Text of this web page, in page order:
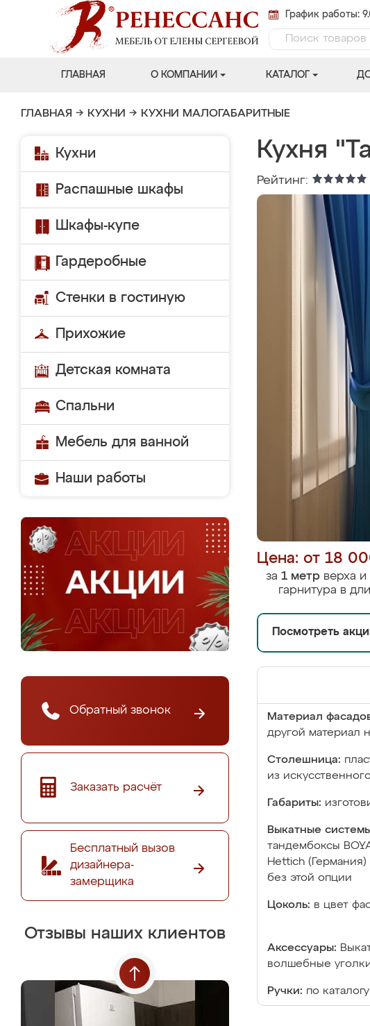
График работы:
ГЛАВНАЯ О КОМПАНИИ КАТАЛОГ
ГЛАВНАЯ → КУХНИ → КУХНИ МАЛОГАБАРИТНЫЕ
Кухни
Распашные шкафы
Шкафы-купе
Гардеробные
Стенки в гостиную
Прихожие
Детская комната
Спальни
Мебель для ванной
Наши работы
Обратный звонок
Заказать расчёт
Бесплатный вызов
дизайнера-
замерщика
Отзывы наших клиентов
Кухня
Рейтинг:
Цена: от 18
за 1 метр верха и
гарнитура в
Посмотреть
Материал
другой материал
Столешница:
из
Габариты:
Выкатные
тандембоксы
Hettich
без этой опции
Цоколь: в цвет
Аксессуары:
волшебные
Ручки: по каталогу